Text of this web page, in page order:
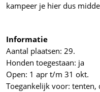
kampeer je hier dus
Informatie
Aantal plaatsen: 29.
Honden toegestaan: ja
Open: 1 apr t/m 31 okt.
Toegankelijk voor: tenten,